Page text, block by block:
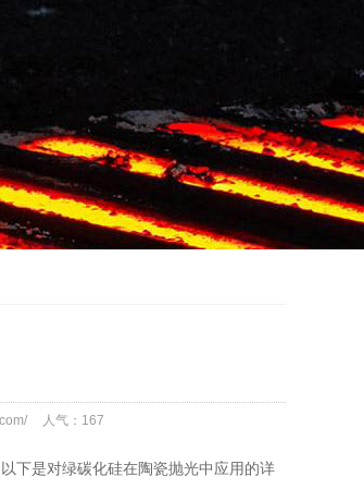
人气： 167
下是对绿碳化硅在陶瓷抛光中应用的详